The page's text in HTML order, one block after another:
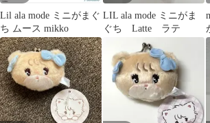
Lil ala mode ミニがまぐ
ち ムース mikko
LIL ala mode ミニがま
ぐち Latte ラテ
レ